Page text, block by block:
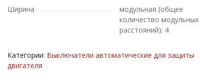
Ширина
модульная (общее
количество модульных
расстояний): 4
Категории: Выключатели автоматические для защиты
двигателя